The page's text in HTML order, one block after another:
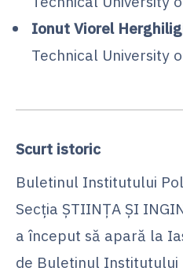
Ionut Viorel
Technical University
Scurt istoric
Buletinul Institutului
Secţia ŞTIINŢA ŞI
a început să apară la
de Buletinul Institutului